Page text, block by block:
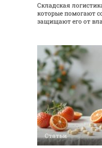
Складская
которые помогают
защищают его от
Статьи